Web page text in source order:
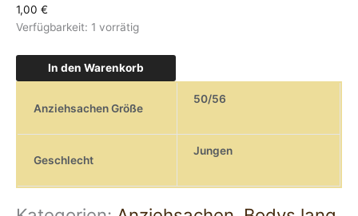
1,00 €
Verfügbarkeit: 1 vorrätig
In den Warenkorb
Anziehsachen Größe
50/56
Geschlecht
Jungen